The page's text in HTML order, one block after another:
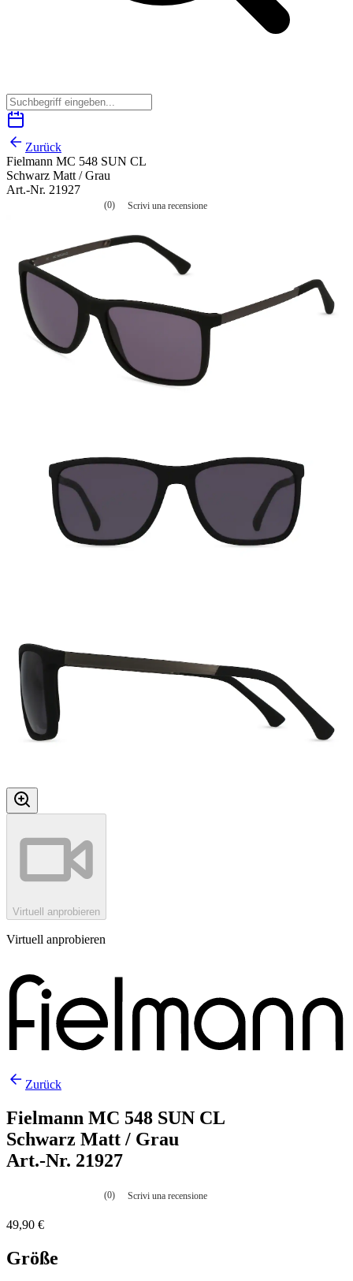
Zurück
Fielmann MC 548 SUN CL
Schwarz Matt / Grau
Art.-Nr. 21927
valutazione
media
0.0
Leggi
(0) Scrivi una recensione
Virtuell anprobieren
Virtuell anprobieren
Zurück
Fielmann MC 548 SUN CL
Schwarz Matt / Grau
Art.-Nr. 21927
La
media
è
(0) Scrivi una recensione
49,90 €
Größe